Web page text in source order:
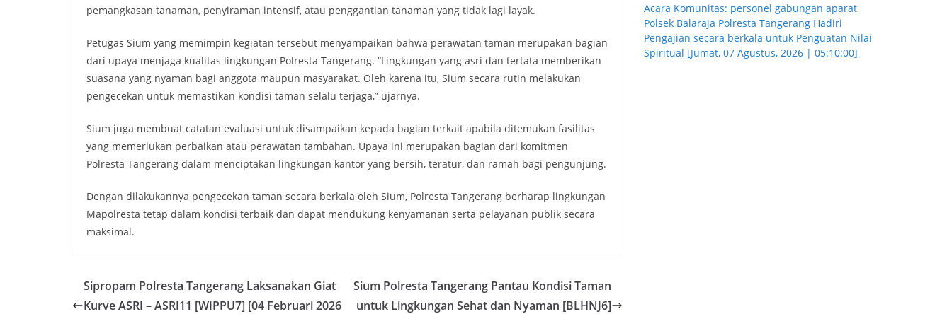
pemangkasan tanaman, penyiraman intensif, atau penggantian tanaman yang tidak lagi layak.
Petugas Sium yang memimpin kegiatan tersebut menyampaikan bahwa perawatan taman merupakan bagian
dari upaya menjaga kualitas lingkungan Polresta Tangerang. “Lingkungan yang asri dan tertata memberikan
suasana yang nyaman bagi anggota maupun masyarakat. Oleh karena itu, Sium secara rutin melakukan
pengecekan untuk memastikan kondisi taman selalu terjaga,” ujarnya.
Sium juga membuat catatan evaluasi untuk disampaikan kepada bagian terkait apabila ditemukan fasilitas
yang memerlukan perbaikan atau perawatan tambahan. Upaya ini merupakan bagian dari komitmen
Polresta Tangerang dalam menciptakan lingkungan kantor yang bersih, teratur, dan ramah bagi pengunjung.
Dengan dilakukannya pengecekan taman secara berkala oleh Sium, Polresta Tangerang berharap lingkungan
Mapolresta tetap dalam kondisi terbaik dan dapat mendukung kenyamanan serta pelayanan publik secara
maksimal.
Sipropam Polresta Tangerang Laksanakan Giat
Kurve ASRI – ASRI11 [WIPPU7] [04 Februari 2026
Sium Polresta Tangerang Pantau Kondisi Taman
untuk Lingkungan Sehat dan Nyaman [BLHNJ6]
Acara Komunitas: personel gabungan aparat
Polsek Balaraja Polresta Tangerang Hadiri
Pengajian secara berkala untuk Penguatan Nilai
Spiritual [Jumat, 07 Agustus, 2026 | 05:10:00]